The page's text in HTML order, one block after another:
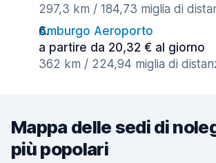
297,3 km / 184,73 miglia di
Amburgo Aeroporto
a partire da 20,32 € al giorno
362 km / 224,94 miglia di
Mappa delle sedi di
più popolari